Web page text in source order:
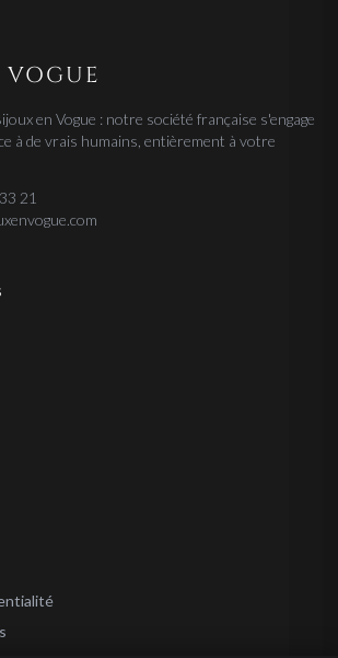
en Vogue : notre société française s'engage
à de vrais humains, entièrement à votre
21